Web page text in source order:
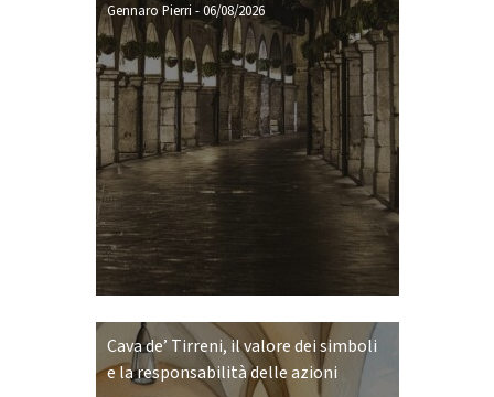
Gennaro Pierri -06/08/2026
Cava de’ Tirreni, il valore dei simboli
e la responsabilità delle azioni